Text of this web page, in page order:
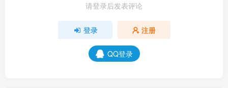
请登录后发表评论
登录 注册
QQ登录